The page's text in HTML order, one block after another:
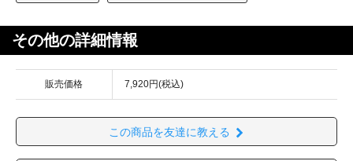
その他の詳細情報
販売価格 7,920円(税込)
この商品を友達に教える